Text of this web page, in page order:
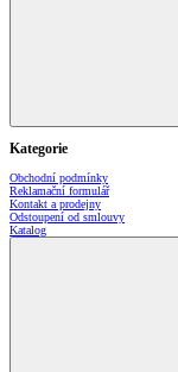
Kategorie
Obchodní podmínky
Reklamační formulář
Kontakt a prodejny
Odstoupení od smlouvy
Katalog